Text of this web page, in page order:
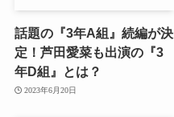
話題の『3年A組』続編が決
定！芦田愛菜も出演の『3
年D組』とは？
2023年6月20日